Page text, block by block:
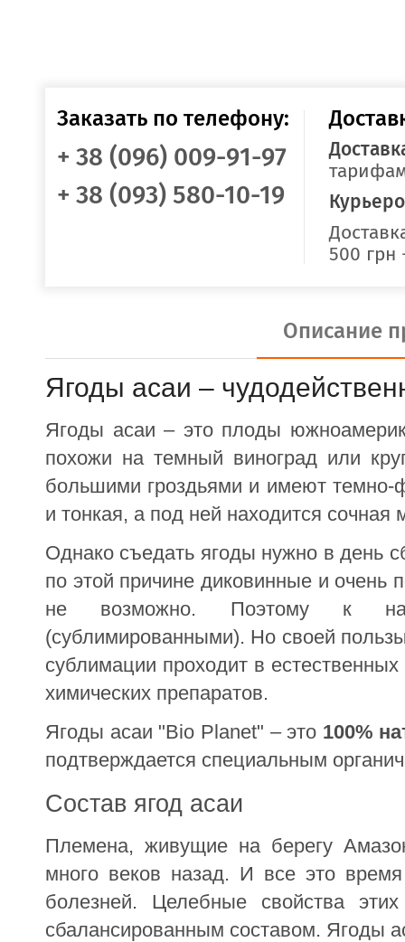
Заказать по телефону:
+ 38 (096) 009-91-97
+ 38 (093) 580-10-19
500
Описание
Ягоды асаи –
Ягоды асаи – это плоды
похожи на темный виноград или
большими гроздьями и имеют темно-
и тонкая, а под ней находится сочная
Однако съедать ягоды нужно в день
по этой причине диковинные и очень
не возможно. Поэтому к
(сублимированными). Но своей
сублимации проходит в
химических препаратов.
Ягоды асаи "Bio Planet" – это 100%
подтверждается специальным
Состав ягод асаи
Племена, живущие на берегу
много веков назад. И все это
болезней. Целебные свойства
сбалансированным составом. Ягоды